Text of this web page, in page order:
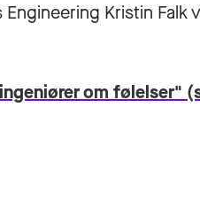
Kristin Falk
om følelser"